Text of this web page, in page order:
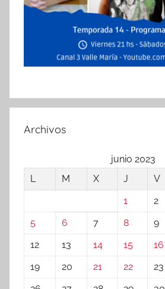
Archivos
junio 2023
L
M X J V
1
2
5
6 7 8 9
12
13 14 15 16
19
20 21 22 23